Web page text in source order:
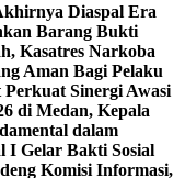
Diaspal Era
Barang Bukti
Kasatres Narkoba
Aman Bagi Pelaku
Sinergi Awasi
di Medan, Kepala
dalam
I Gelar Bakti Sosial
Komisi Informasi,